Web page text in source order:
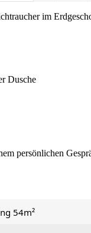
im
Dusche
persönlichen
54m²